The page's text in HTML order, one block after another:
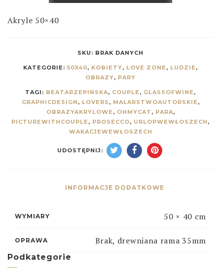
Akryle 50×40
SKU: BRAK DANYCH
KATEGORIE: 50X40, KOBIETY, LOVE ZONE , LUDZIE ,
OBRAZY, PARY
TAGI: BEATARZEPIŃSKA, COUPLE , GLASSOFWINE ,
GRAPHICDESIGN , LOVERS , MALARSTWOAUTORSKIE ,
OBRAZYAKRYLOWE , OHMYCAT , PARA,
PICTUREWITHCOUPLE , PROSECCO, URLOPWEWŁOSZECH ,
WAKACJEWEWŁOSZECH
UDOSTĘPNIJ:
INFORMACJE DODATKOWE
WYMIARY 50 × 40 cm
OPRAWA Brak, drewniana rama 35mm
Podkategorie